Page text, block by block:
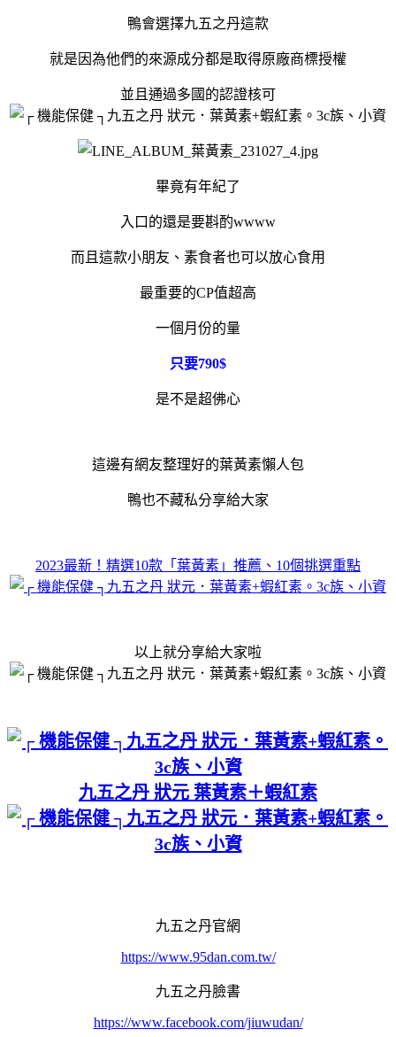
鴨會選擇九五之丹這款
就是因為他們的來源成分都是取得原廠商標授權
並且通過多國的認證核可
畢竟有年紀了
入口的還是要斟酌wwww
而且這款小朋友、素食者也可以放心食用
最重要的CP值超高
一個月份的量
只要790$
是不是超佛心
這邊有網友整理好的葉黃素懶人包
鴨也不藏私分享給大家
2023最新！精選10款「葉黃素」推薦、 10個挑選重點
以上就分享給大家啦
九五之丹 狀元 葉黃素＋蝦紅素
九五之丹官網
https://www.95dan.com.tw/
九五之丹臉書
https://www.facebook.com/jiuwudan/